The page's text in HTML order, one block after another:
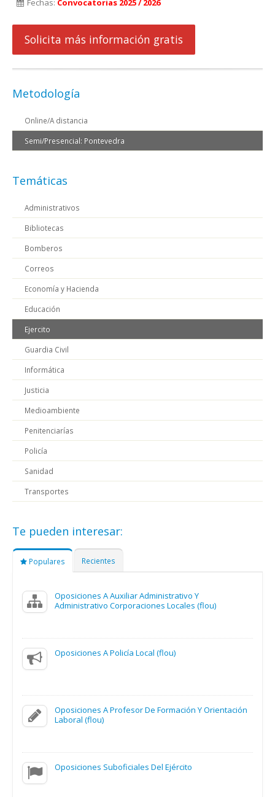
Solicita más información gratis
Metodología
Online/A distancia
Semi/Presencial: Pontevedra
Temáticas
Administrativos
Bibliotecas
Bomberos
Correos
Economía y Hacienda
Educación
Ejercito
Guardia Civil
Informática
Justicia
Medioambiente
Penitenciarías
Policía
Sanidad
Transportes
Te pueden interesar:
Populares Recientes
Oposiciones A Auxiliar Administrativo Y
Administrativo Corporaciones Locales (flou)
Oposiciones A Policía Local (flou)
Oposiciones A Profesor De Formación Y Orientación
Laboral (flou)
Oposiciones Suboficiales Del Ejército